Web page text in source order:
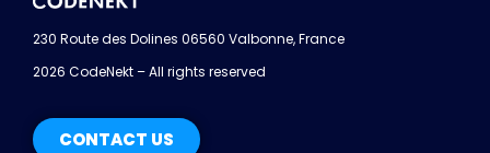
230 Route des Dolines 06560 Valbonne, France
2026 CodeNekt – All rights reserved
CONTACT US